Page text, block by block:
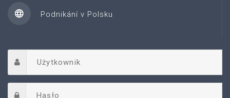
Podnikání v Polsku